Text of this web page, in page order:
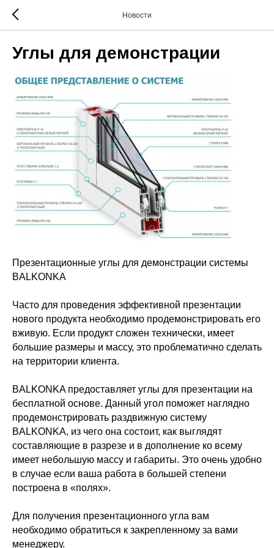
Новости
Углы для демонстрации
Презентационные углы для демонстрации системы
BALKONKA
Часто для проведения эффективной презентации
нового продукта необходимо продемонстрировать его
вживую. Если продукт сложен технически, имеет
большие размеры и массу, это проблематично сделать
на территории клиента.
BALKONKA предоставляет углы для презентации на
бесплатной основе. Данный угол поможет наглядно
продемонстрировать раздвижную систему
BALKONKA, из чего она состоит, как выглядят
составляющие в разрезе и в дополнение ко всему
имеет небольшую массу и габариты. Это очень удобно
в случае если ваша работа в большей степени
построена в «полях».
Для получения презентационного угла вам
необходимо обратиться к закрепленному за вами
менеджеру.